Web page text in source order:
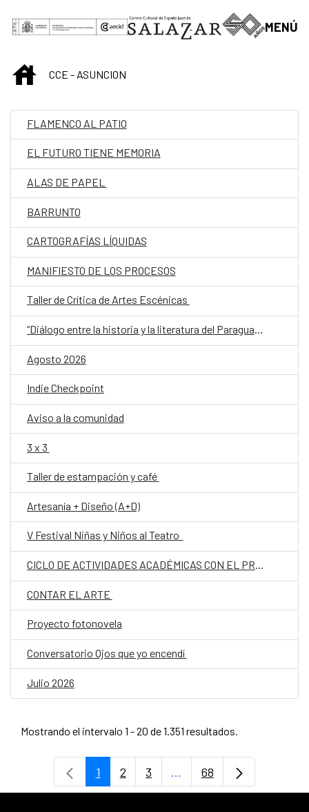
Saltar al contenido principal
MENÚ
INICIOCCE - ASUNCION
FLAMENCO AL PATIO
EL FUTURO TIENE MEMORIA
ALAS DE PAPEL
BARRUNTO
CARTOGRAFÍAS LÍQUIDAS
MANIFIESTO DE LOS PROCESOS
Taller de Crítica de Artes Escénicas
“Diálogo entre la historia y la literatura del Paraguay del siglo XX: memoria, conflicto e identidad”
Agosto 2026
Indie Checkpoint
Aviso a la comunidad
3 x 3
Taller de estampación y café
Artesanía + Diseño (A+D)
V Festival Niñas y Niños al Teatro
CICLO DE ACTIVIDADES ACADÉMICAS CON EL PROF. DR. JOSÉ VICENTE PEIRÓ BARCO
CONTAR EL ARTE
Proyecto fotonovela
Conversatorio Ojos que yo encendí
Julio 2026
Mostrando el intervalo 1 - 20 de 1.351 resultados.
Página
1 Página
2 Página
3 ...Páginas intermedias
Página
68